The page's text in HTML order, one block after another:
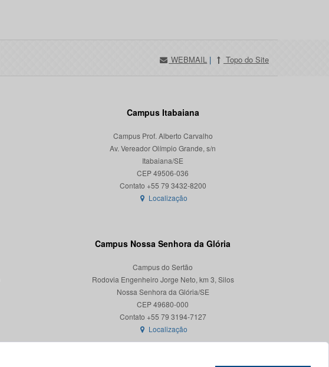
WEBMAIL | Topo do Site
Campus Itabaiana
Campus Prof. Alberto Carvalho
Av. Vereador Olímpio Grande, s/n
Itabaiana/SE
CEP 49506-036
Localização
Campus Nossa Senhora da Glória
Campus do Sertão
Rodovia Engenheiro Jorge Neto, km 3, Silos
Nossa Senhora da Glória/SE
CEP 49680-000
Contato +55 79 3194-7127
Localização